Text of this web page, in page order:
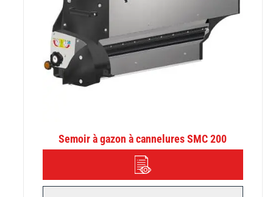
Semoir à gazon à cannelures SMC 200
DÉTAILS